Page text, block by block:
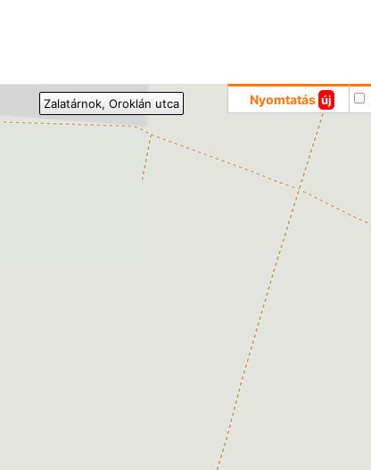
Nyomtatás új
Zalatárnok, Oroklán utca